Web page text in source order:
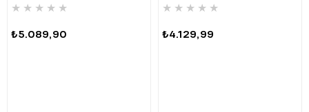
★ ★ ★ ★ ★
₺5.089,90
★ ★ ★ ★ ★
₺4.129,99